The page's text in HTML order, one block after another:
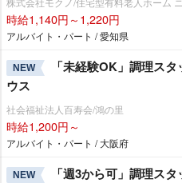
時給1,140円～1,220円
アルバイト・パート / 愛知県
NEW
「未経験OK」調理ス
ウス
社会福祉法人百寿会/鴻の里
時給1,200円～
アルバイト・パート / 大阪府
NEW
「週3から可」調理ス